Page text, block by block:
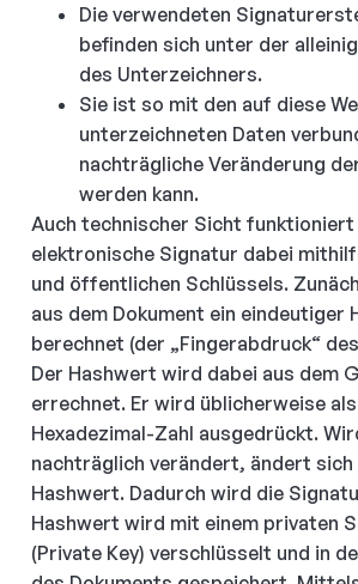
Die verwendeten
befinden sich unter der
des Unterzeichners.
Sie ist so mit den auf diese
unterzeichneten Daten
nachträgliche Veränderung
werden kann.
Auch technischer Sicht funktioniert
elektronische Signatur dabei
und öffentlichen Schlüssels.
aus dem Dokument ein eindeutiger
berechnet (der „Fingerabdruck“
Der Hashwert wird dabei aus dem
errechnet. Er wird üblicherweise
Hexadezimal-Zahl ausgedrückt.
nachträglich verändert, ändert sich
Hashwert. Dadurch wird die
Hashwert wird mit einem privaten
(Private Key) verschlüsselt und in